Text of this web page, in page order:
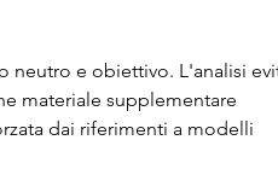
a
neutro e obiettivo. L'analisi
materiale supplementare
dai riferimenti a modelli